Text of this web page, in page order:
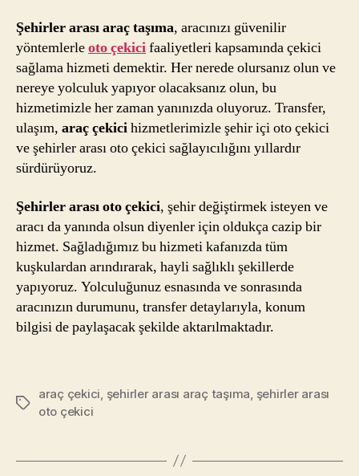
Şehirler arası araç taşıma, aracınızı güvenilir
yöntemlerleoto çekicifaaliyetleri kapsamında çekici
sağlama hizmeti demektir. Her nerede olursanız olun ve
nereye yolculuk yapıyor olacaksanız olun, bu
hizmetimizle her zaman yanınızda oluyoruz. Transfer,
ulaşım, araç çekicihizmetlerimizle şehir içi oto çekici
ve şehirler arası oto çekici sağlayıcılığını yıllardır
sürdürüyoruz.
Şehirler arası oto çekici, şehir değiştirmek isteyen ve
aracı da yanında olsun diyenler için oldukça cazip bir
hizmet. Sağladığımız bu hizmeti kafanızda tüm
kuşkulardan arındırarak, hayli sağlıklı şekillerde
yapıyoruz. Yolculuğunuz esnasında ve sonrasında
aracınızın durumunu, transfer detaylarıyla, konum
bilgisi de paylaşacak şekilde aktarılmaktadır.
Etiketler
araç çekici şehirler arası araç taşıma şehirler arası
oto çekici